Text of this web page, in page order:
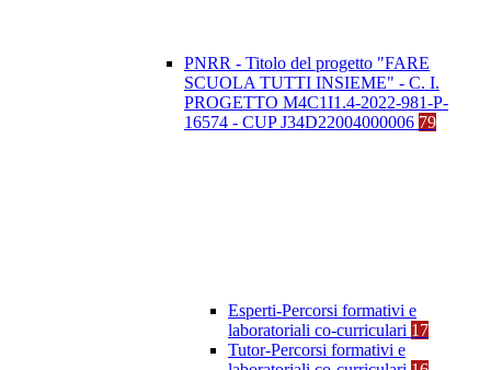
PNRR - Titolo del progetto "FARE
SCUOLA TUTTI INSIEME" - C. I.
PROGETTO M4C1I1.4-2022-981-P-
16574 - CUP J34D22004000006 79
Esperti-Percorsi formativi e
laboratoriali co-curriculari 17
Tutor-Percorsi formativi e